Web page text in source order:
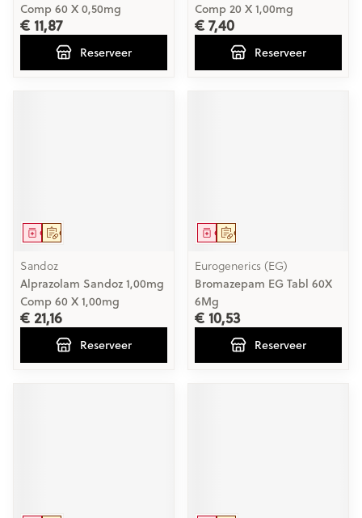
Comp 60 X 0,50mg
€ 11,87
Reserveer
Comp 20 X 1,00mg
€ 7,40
Reserveer
Op voorschrift
Geneesmiddel
Sandoz
Alprazolam Sandoz 1,00mg
Comp 60 X 1,00mg
€ 21,16
Reserveer
Op voorschrift
Geneesmiddel
Eurogenerics (EG)
Bromazepam EG Tabl 60X
6Mg
€ 10,53
Reserveer